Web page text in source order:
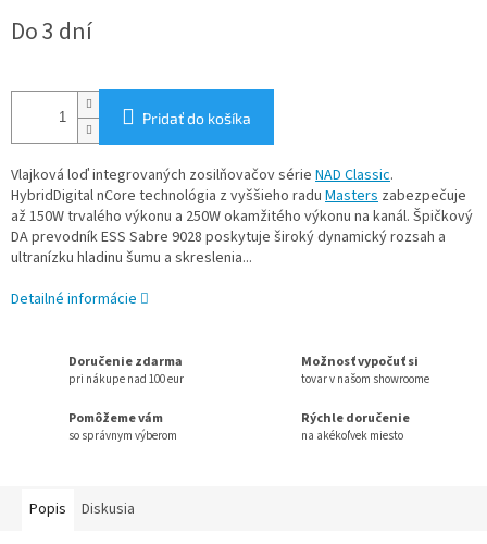
cena:
Do 3 dní
Pridať do košíka
Vlajková loď integrovaných zosilňovačov série NAD Classic.
HybridDigital nCore technológia z vyššieho radu Masters zabezpečuje
až 150W trvalého výkonu a 250W okamžitého výkonu na kanál. Špičkový
DA prevodník ESS Sabre 9028 poskytuje široký dynamický rozsah a
ultranízku hladinu šumu a skreslenia...
Detailné informácie
Doručenie zdarma
pri nákupe nad 100 eur
Možnosť vypočuť si
tovar v našom showroome
Pomôžeme vám
so správnym výberom
Rýchle doručenie
na akékoľvek miesto
Popis Diskusia